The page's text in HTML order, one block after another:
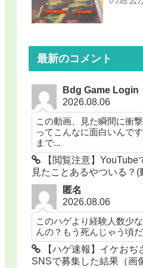
最新のコメント
Bdg Game Login
2026.08.06
この動画、見た瞬間に衝
ってこんなに面白いんで
まで...
【閲覧注意】YouTube
見たことあるやついる？(
匿名
2026.08.06
このハゲより経験人数少
んの？もう死んじゃう頃
【ハゲ速報】イケおぢ
SNSで募集した結果（画